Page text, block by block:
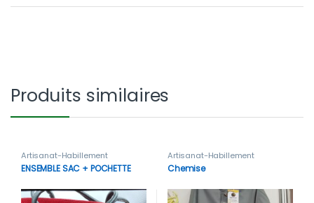
Produits similaires
Artisanat-Habillement
ENSEMBLE SAC + POCHETTE
Artisanat-Habillement
Chemise